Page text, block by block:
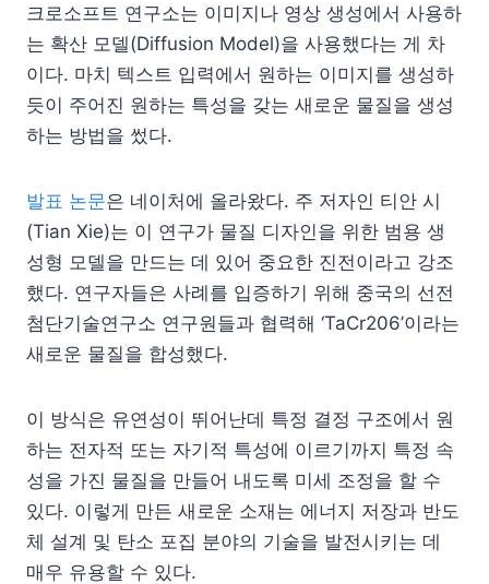
크로소프트 연구소는 이미지나 영상 생성에서 사용하
는 확산 모델(Diffusion Model)을 사용했다는 게 차
이다. 마치 텍스트 입력에서 원하는 이미지를 생성하
듯이 주어진 원하는 특성을 갖는 새로운 물질을 생성
하는 방법을 썼다.
발표 논문은 네이처에 올라왔다. 주 저자인 티안 시
(Tian Xie)는 이 연구가 물질 디자인을 위한 범용 생
성형 모델을 만드는 데 있어 중요한 진전이라고 강조
했다. 연구자들은 사례를 입증하기 위해 중국의 선전
첨단기술연구소 연구원들과 협력해 ‘TaCr206’이라는
새로운 물질을 합성했다.
이 방식은 유연성이 뛰어난데 특정 결정 구조에서 원
하는 전자적 또는 자기적 특성에 이르기까지 특정 속
성을 가진 물질을 만들어 내도록 미세 조정을 할 수
있다. 이렇게 만든 새로운 소재는 에너지 저장과 반도
체 설계 및 탄소 포집 분야의 기술을 발전시키는 데
매우 유용할 수 있다.